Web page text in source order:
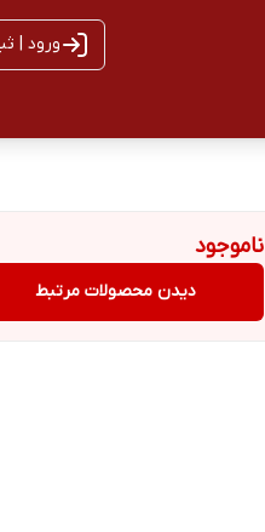
ورود |
ناموجود
دیدن محصولات مرتبط